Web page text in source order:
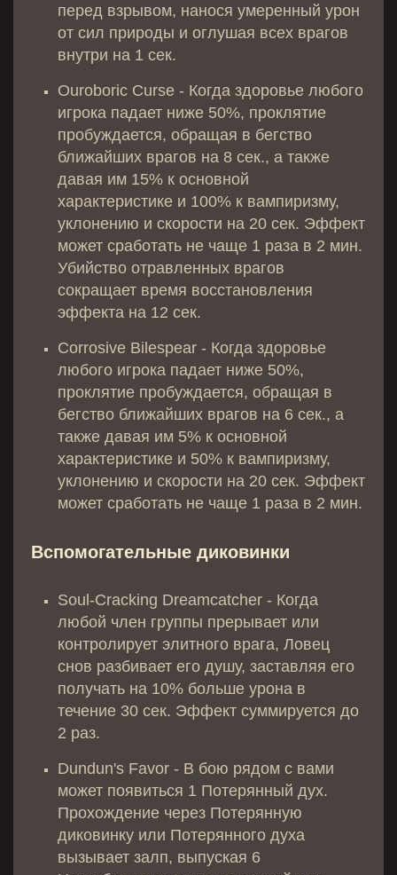
перед взрывом, нанося умеренный урон
от сил природы и оглушая всех врагов
внутри на 1 сек.
Ouroboric Curse - Когда здоровье любого
игрока падает ниже 50%, проклятие
пробуждается, обращая в бегство
ближайших врагов на 8 сек., а также
давая им 15% к основной
характеристике и 100% к вампиризму,
уклонению и скорости на 20 сек. Эффект
может сработать не чаще 1 раза в 2 мин.
Убийство отравленных врагов
сокращает время восстановления
эффекта на 12 сек.
Corrosive Bilespear - Когда здоровье
любого игрока падает ниже 50%,
проклятие пробуждается, обращая в
бегство ближайших врагов на 6 сек., а
также давая им 5% к основной
характеристике и 50% к вампиризму,
уклонению и скорости на 20 сек. Эффект
может сработать не чаще 1 раза в 2 мин.
Вспомогательные диковинки
Soul-Cracking Dreamcatcher - Когда
любой член группы прерывает или
контролирует элитного врага, Ловец
снов разбивает его душу, заставляя его
получать на 10% больше урона в
течение 30 сек. Эффект суммируется до
2 раз.
Dundun's Favor - В бою рядом с вами
может появиться 1 Потерянный дух.
Прохождение через Потерянную
диковинку или Потерянного духа
вызывает залп, выпуская 6